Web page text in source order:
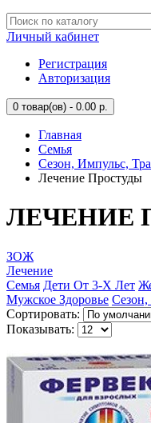
Личный кабинет
Регистрация
Авторизация
0 товар(ов) - 0.00 р.
Главная
Семья
Сезон, Импульс,
Лечение Простуды
ЛЕЧЕНИЕ
ЗОЖ
Лечение
Семья Дети От 3-Х Лет
Мужское Здоровье Сезон,
Сортировать:
Показывать: